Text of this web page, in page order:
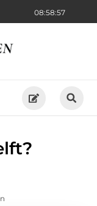
08:58:59